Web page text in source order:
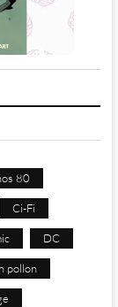
80
Ci-Fi
DC
pollon